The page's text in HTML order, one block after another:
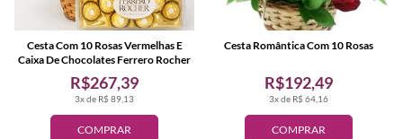
COMPRAR
3x de R$ 89,13
R$267,39
Cesta Com 10 Rosas Vermelhas E
Caixa De Chocolates Ferrero Rocher
COMPRAR
3x de R$ 64,16
R$192,49
Cesta Romântica Com 10 Rosas